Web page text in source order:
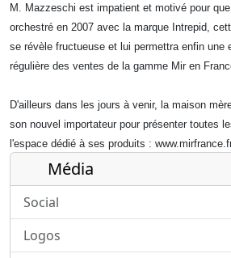
M. Mazzeschi est impatient et motivé pour
orchestré en 2007 avec la marque Intrepid,
se révèle fructueuse et lui permettra enfin une
régulière des ventes de la gamme Mir en
D'ailleurs dans les jours à venir, la maison
son nouvel importateur pour présenter toutes
l'espace dédié à ses produits :
Média
Social
Logos